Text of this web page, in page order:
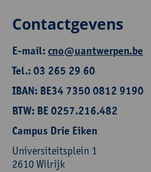
Contactgevens
E-mail:cno@uantwerpen.be
Tel.: 03 265 29 60
IBAN: BE34 7350 0812 9190
BTW: BE 0257.216.482
Campus Drie Eiken
Universiteitsplein 1
2610 Wilrijk